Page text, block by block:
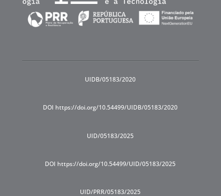
UIDB/05183/2020
DOI https://doi.org/10.54499/UIDB/05183/2020
UID/05183/2025
DOI https://doi.org/10.54499/UID/05183/2025
UID/PRR/05183/2025